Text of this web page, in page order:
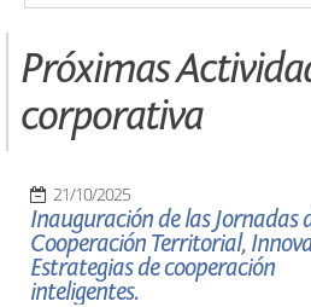
Próximas
corporativa
21/10/2025
Inauguración de las Jornadas
Cooperación Territorial,
Estrategias de cooperación
inteligentes.